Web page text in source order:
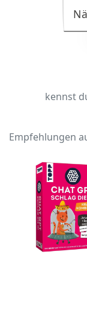
kennst
Empfehlungen